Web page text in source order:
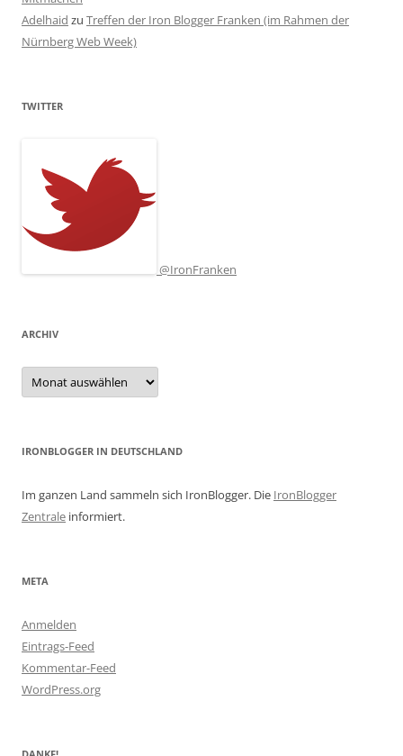
Adelhaid zu Treffen der Iron Blogger Franken (im Rahmen der
Nürnberg Web Week)
TWITTER
@IronFranken
ARCHIV
Archiv
IRONBLOGGER IN DEUTSCHLAND
Im ganzen Land sammeln sich IronBlogger. Die IronBlogger
Zentrale informiert.
META
Anmelden
Eintrags-Feed
Kommentar-Feed
WordPress.org